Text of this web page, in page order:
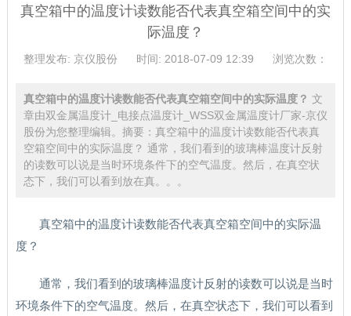
真空箱中的温度计读数能否代表真空箱空间中的实
际温度？
整理发布: 京仪股份 时间: 2018-07-09 12:39 浏览次数：
真空箱中的温度计读数能否代表真空箱空间中的实际温度？ 文
章由双金属温度计_电接点温度计_WSS双金属温度计厂家-京仪
股份为您整理编辑。摘要：真空箱中的温度计读数能否代表真
空箱空间中的实际温度？ 通常，我们看到的玻璃棒温度计反射
的读数可以说是当时环境条件下的空气温度。然后，在真空状
态下，我们可以看到放在真。。。
真空箱中的温度计读数能否代表真空箱空间中的实际温
度？
通常，我们看到的玻璃棒温度计反射的读数可以说是当时
环境条件下的空气温度。然后，在真空状态下，我们可以看到